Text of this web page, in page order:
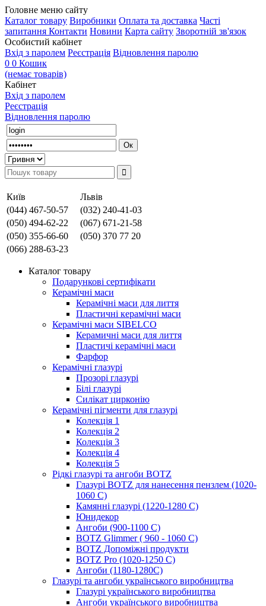
Головне меню сайту
Каталог товару Виробники Оплата та доставка Часті
запитання Контакти Новини Карта сайту Зворотній зв'язок
Особистий кабінет
Вхід з паролем Реєстрація Відновлення паролю
0 0 Кошик
(немає товарів)
Кабінет
Вхід з паролем
Реєстрація
Відновлення паролю
Київ
Львів
(044) 467-50-57
(032) 240-41-03
(050) 494-62-22
(067) 671-21-58
(050) 355-66-60
(050) 370 77 20
(066) 288-63-23
Каталог товару
Подарункові сертифікати
Керамічні маси
Керамічні маси для лиття
Пластичні керамічні маси
Керамічні маси SIBELСO
Керамичні маси для лиття
Пластичі керамічні маси
Фарфор
Керамічні глазурі
Прозорі глазурі
Білі глазурі
Силікат цирконію
Керамічні пігменти для глазурі
Колекція 1
Колекція 2
Колекція 3
Колекція 4
Колекція 5
Рідкі глазурі та ангоби BOTZ
Глазурі BOTZ для нанесення пензлем (1020-
1060 C)
Камянні глазурі (1220-1280 С)
Юнидекор
Ангоби (900-1100 С)
BOTZ Glimmer ( 960 - 1060 С)
BOTZ Допоміжні продукти
BOTZ Pro (1020-1250 C)
Ангоби (1180-1280С)
Глазурі та ангоби українського виробництва
Глазурі українського виробництва
Ангоби українського виробництва